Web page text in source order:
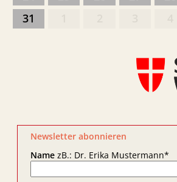
31
Newsletter abonnieren
NamezB.: Dr. Erika Mustermann*